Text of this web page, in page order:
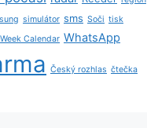
simulátor sms Soči tisk
Week Calendar WhatsApp
Český rozhlas čtečka